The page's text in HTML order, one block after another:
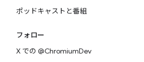
ポッドキャストと番組
フォロー
X での @ChromiumDev